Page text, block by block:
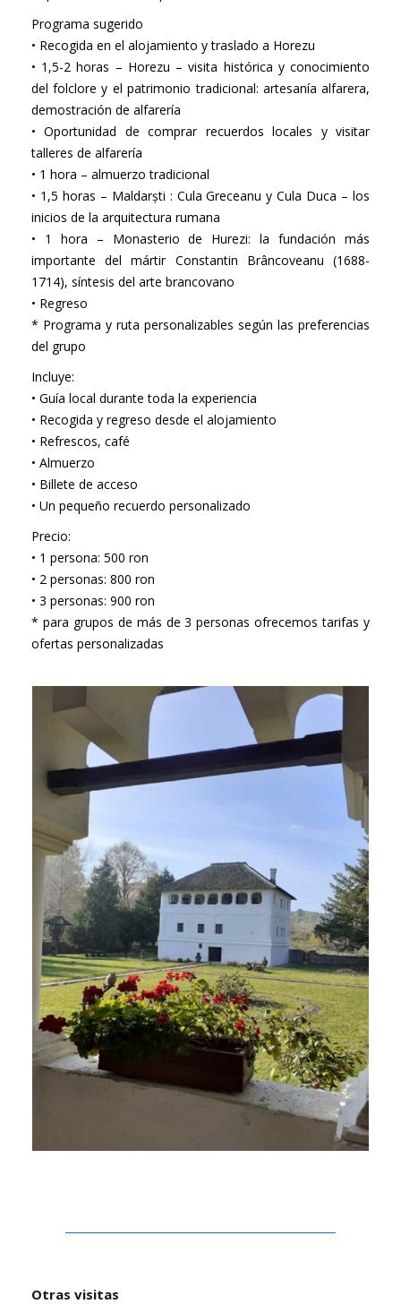
Programa sugerido
• Recogida en el alojamiento y traslado a Horezu
• 1,5-2 horas – Horezu – visita histórica y conocimiento
del folclore y el patrimonio tradicional: artesanía alfarera,
demostración de alfarería
• Oportunidad de comprar recuerdos locales y visitar
talleres de alfarería
• 1 hora – almuerzo tradicional
• 1,5 horas – Maldarști : Cula Greceanu y Cula Duca – los
inicios de la arquitectura rumana
• 1 hora – Monasterio de Hurezi: la fundación más
importante del mártir Constantin Brâncoveanu (1688-
1714), síntesis del arte brancovano
• Regreso
* Programa y ruta personalizables según las preferencias
del grupo
Incluye:
• Guía local durante toda la experiencia
• Recogida y regreso desde el alojamiento
• Refrescos, café
• Almuerzo
• Billete de acceso
• Un pequeño recuerdo personalizado
Precio:
• 1 persona: 500 ron
• 2 personas: 800 ron
• 3 personas: 900 ron
* para grupos de más de 3 personas ofrecemos tarifas y
ofertas personalizadas
Otras visitas